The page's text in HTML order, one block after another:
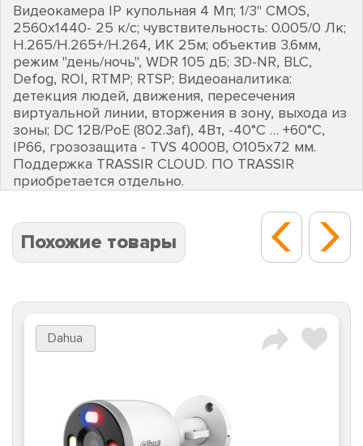
Видеокамера IP купольная 4 Mп; 1/3'' CMOS,
2560х1440- 25 к/с; чувствительность: 0.005/0 Лк;
Н.265/Н.265+/H.264, ИК 25м; объектив 3.6мм,
режим "день/ночь", WDR 105 дБ; 3D-NR, BLC,
Defog, ROI, RTMP; RTSP; Видеоаналитика:
детекция людей, движения, пересечения
виртуальной линии, вторжения в зону, выхода из
зоны; DC 12В/PoE (802.3af), 4Вт, -40°C … +60°C,
IP66, грозозащита - TVS 4000В, O105х72 мм.
Поддержка TRASSIR CLOUD. ПО TRASSIR
приобретается отдельно.
Похожие товары
Dahua